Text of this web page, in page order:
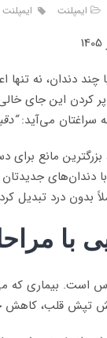
ایمپلنت
دندان، نه تنها
پر کردن این جای
سراغتان می‌آید:
بزرگترین مانع
دندان‌های
بدون درد تبدیل
با
است. بیماری که
تپش قلب، کاهش